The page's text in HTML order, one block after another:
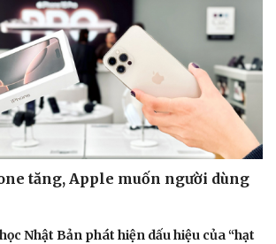
tăng, Apple muốn người dùng
Nhật Bản phát hiện dấu hiệu của “hạt